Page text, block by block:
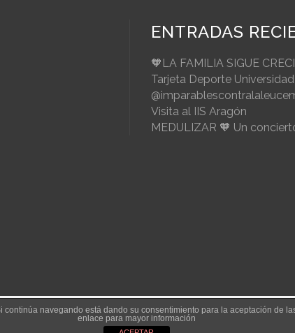
ENTRADAS
🧡LA FAMILIA SIGUE
Tarjeta Deporte
Visita al IIS Aragón
MEDULIZAR 🧡 Un
Aviso Legal|Política de Cookies
navegando está dando su consentimiento para la aceptación de
enlace para mayor información